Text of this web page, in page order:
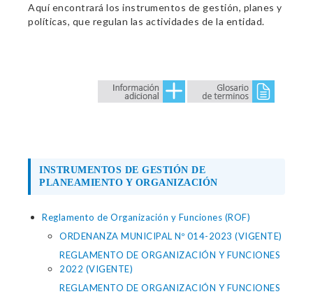
Aquí encontrará los instrumentos de gestión, planes y
políticas, que regulan las actividades de la entidad.
INSTRUMENTOS DE GESTIÓN DE
PLANEAMIENTO Y ORGANIZACIÓN
Reglamento de Organización y Funciones (ROF)
ORDENANZA MUNICIPAL Nº 014-2023 (VIGENTE)
REGLAMENTO DE ORGANIZACIÓN Y FUNCIONES
2022 (VIGENTE)
REGLAMENTO DE ORGANIZACIÓN Y FUNCIONES